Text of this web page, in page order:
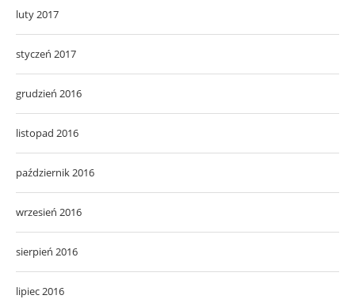
luty 2017
styczeń 2017
grudzień 2016
listopad 2016
październik 2016
wrzesień 2016
sierpień 2016
lipiec 2016